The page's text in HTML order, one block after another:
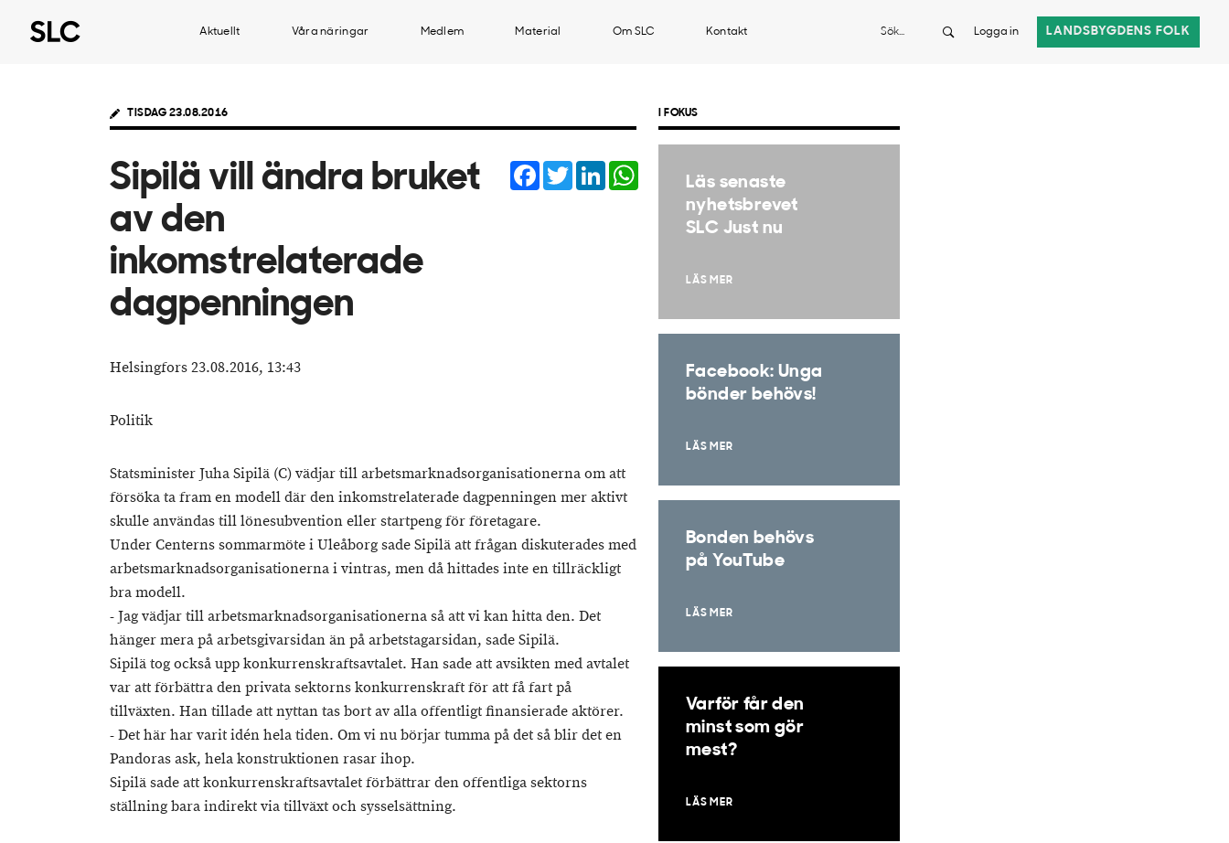
Aktuellt Våra näringar Medlem Material Om SLC Kontakt Sök Logga in LANDSBYGDENS FOLK
TISDAG 23.08.2016
Sipilä vill ändra bruket
av den
inkomstrelaterade
dagpenningen
Facebook
TwitterLinkedIn
Helsingfors 23.08.2016, 13:43
Politik
Statsminister Juha Sipilä (C) vädjar till arbetsmarknadsorganisationerna om att
försöka ta fram en modell där den inkomstrelaterade dagpenningen mer aktivt
skulle användas till lönesubvention eller startpeng för företagare.
Under Centerns sommarmöte i Uleåborg sade Sipilä att frågan diskuterades med
arbetsmarknadsorganisationerna i vintras, men då hittades inte en tillräckligt
bra modell.
- Jag vädjar till arbetsmarknadsorganisationerna så att vi kan hitta den. Det
hänger mera på arbetsgivarsidan än på arbetstagarsidan, sade Sipilä.
Sipilä tog också upp konkurrenskraftsavtalet. Han sade att avsikten med avtalet
var att förbättra den privata sektorns konkurrenskraft för att få fart på
tillväxten. Han tillade att nyttan tas bort av alla offentligt finansierade aktörer.
- Det här har varit idén hela tiden. Om vi nu börjar tumma på det så blir det en
Pandoras ask, hela konstruktionen rasar ihop.
Sipilä sade att konkurrenskraftsavtalet förbättrar den offentliga sektorns
ställning bara indirekt via tillväxt och sysselsättning.
I FOKUS
Läs senaste
nyhetsbrevet
SLC Just nu
LÄS MER
Facebook: Unga
bönder behövs!
LÄS MER
Bonden behövs
på YouTube
LÄS MER
Varför får den
minst som gör
mest?
LÄS MER